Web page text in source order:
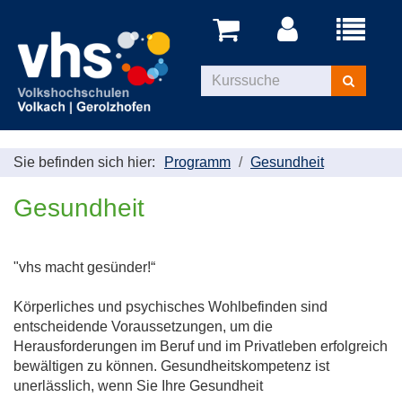
Menü
Kurse
suchen
Sie befinden sich hier: Programm Gesundheit
Gesundheit
"vhs macht gesünder!“
Körperliches und psychisches Wohlbefinden sind
entscheidende Voraussetzungen, um die
Herausforderungen im Beruf und im Privatleben erfolgreich
bewältigen zu können. Gesundheitskompetenz ist
unerlässlich, wenn Sie Ihre Gesundheit